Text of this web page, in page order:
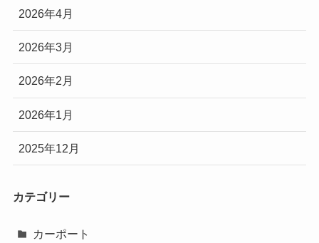
2026年4月
2026年3月
2026年2月
2026年1月
2025年12月
カテゴリー
カーポート